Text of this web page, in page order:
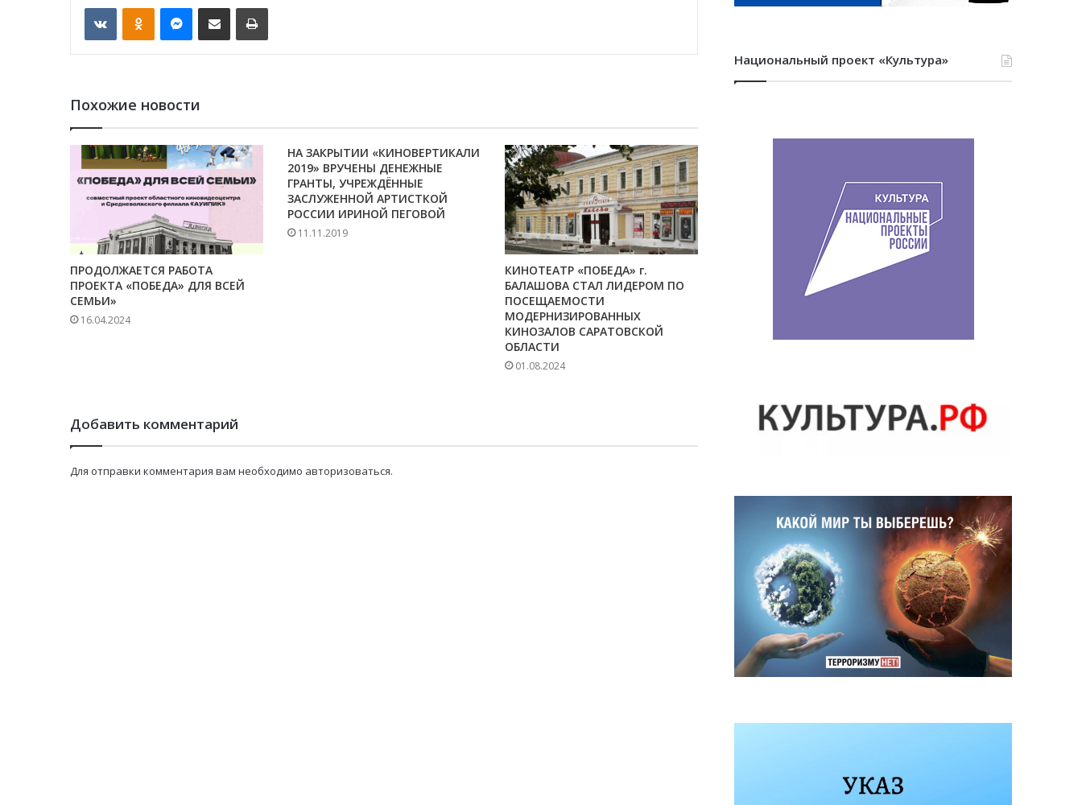
VKontakte
Похожие новости
ПРОДОЛЖАЕТСЯ РАБОТА
ПРОЕКТА «ПОБЕДА» ДЛЯ ВСЕЙ
СЕМЬИ»
16.04.2024
НА ЗАКРЫТИИ «КИНОВЕРТИКАЛИ
2019» ВРУЧЕНЫ ДЕНЕЖНЫЕ
ГРАНТЫ, УЧРЕЖДЁННЫЕ
ЗАСЛУЖЕННОЙ АРТИСТКОЙ
РОССИИ ИРИНОЙ ПЕГОВОЙ
11.11.2019
КИНОТЕАТР «ПОБЕДА» г.
БАЛАШОВА СТАЛ ЛИДЕРОМ ПО
ПОСЕЩАЕМОСТИ
МОДЕРНИЗИРОВАННЫХ
КИНОЗАЛОВ САРАТОВСКОЙ
ОБЛАСТИ
01.08.2024
Добавить комментарий
Для отправки комментария вам необходимо авторизоваться.
Национальный проект «Культура»